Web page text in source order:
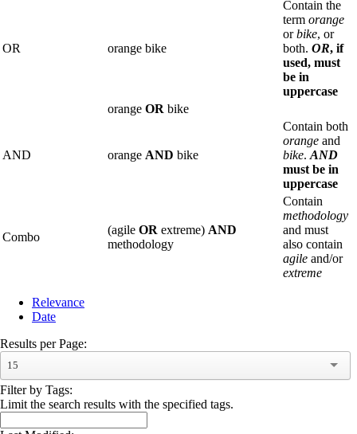
OR orange bike
Contain the
term orange
orbike, or
both. OR, if
used, must
be in
uppercase
orange OR bike
AND orange AND bike
Contain both
orange and
bike. AND
must be in
uppercase
Combo
(agile OR extreme) AND
methodology
Contain
methodology
and must
also contain
agile and/or
extreme
Relevance
Date
Results per Page:
15
Filter by Tags:
Limit the search results with the specified tags.